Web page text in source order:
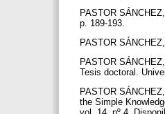
PASTOR
p. 189-193.
PASTOR
PASTOR
Tesis doctoral.
PASTOR
the Simple